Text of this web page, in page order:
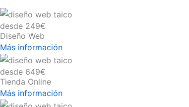
desde 249€
Diseño Web
Más información
desde 649€
Tienda Online
Más información